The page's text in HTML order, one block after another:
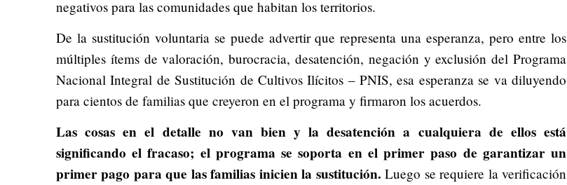
negativos para las comunidades que habitan los territorios.
De la sustitución voluntaria se puede advertir que representa una esperanza, pero entre los
múltiples ítems de valoración, burocracia, desatención, negación y exclusión del Programa
Nacional Integral de Sustitución de Cultivos Ilícitos – PNIS, esa esperanza se va diluyendo
para cientos de familias que creyeron en el programa y firmaron los acuerdos.
Las cosas en el detalle no van bien y la desatención a cualquiera de ellos está
significando el fracaso; el programa se soporta en el primer paso de garantizar un
primer pago para que las familias inicien la sustitución. Luego se requiere la verificación